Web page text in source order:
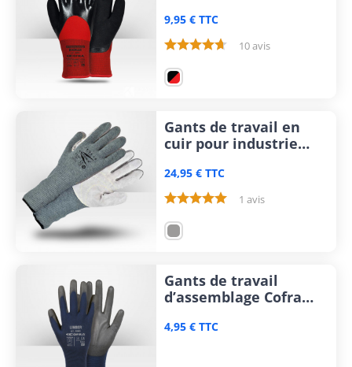
9,95 € TTC
10 avis
Gants de travail en
cuir pour industrie
24,95 € TTC
1 avis
Gants de travail
d’assemblage Cofra
4,95 € TTC